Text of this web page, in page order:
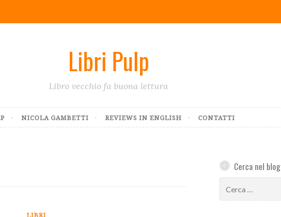
Libri Pulp
Libro vecchio fa buona lettura
NICOLA GAMBETTI REVIEWS IN ENGLISH CONTATTI
LIBRI
Cerca nel blog
per: